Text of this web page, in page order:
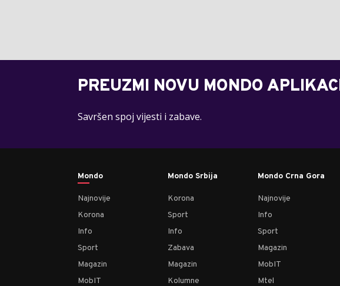
PREUZMI NOVU MONDO
Savršen spoj vijesti i zabave.
Mondo
Najnovije
Korona
Info
Sport
Magazin
MobIT
Mondo Srbija
Korona
Sport
Info
Zabava
Magazin
Kolumne
Mondo Crna Gora
Najnovije
Info
Sport
Magazin
MobIT
Mtel